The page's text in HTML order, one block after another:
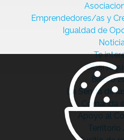
Emprendedores/as y
Igualdad de
Te
Bierzo
La Senda de
Comanda
Apoyo al
Territorio